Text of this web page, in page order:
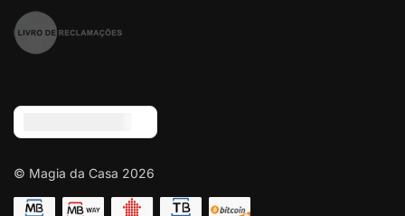
© Magia da Casa 2026